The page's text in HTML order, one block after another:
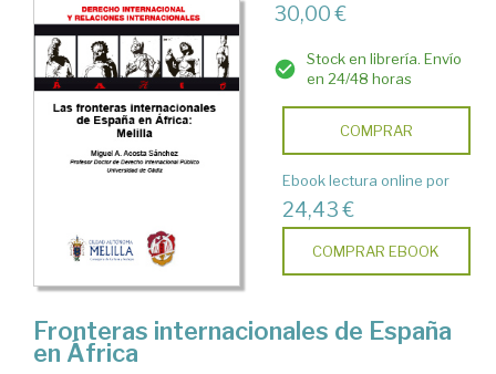
30,00 €
Stock en librería. Envío
en 24/48 horas
COMPRAR
Ebook lectura online por
24,43 €
COMPRAR EBOOK
Fronteras internacionales de España
en África